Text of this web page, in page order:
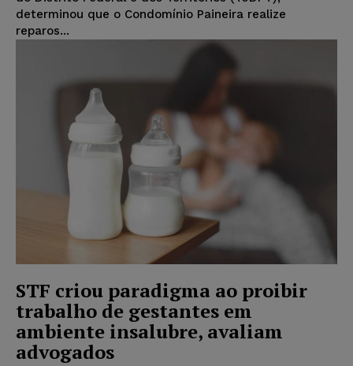
determinou que o Condomínio Paineira realize
reparos...
STF criou paradigma ao proibir
trabalho de gestantes em
ambiente insalubre, avaliam
advogados